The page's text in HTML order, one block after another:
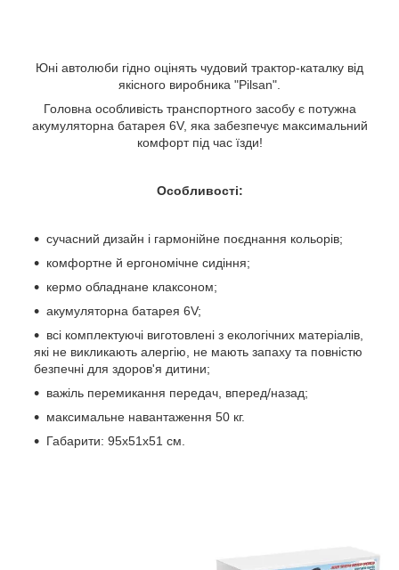
Юні автолюби гідно оцінять чудовий трактор-каталку від
якісного виробника "Pilsan".
Головна особливість транспортного засобу є потужна
акумуляторна батарея 6V, яка забезпечує максимальний
комфорт під час їзди!
Особливості:
сучасний дизайн і гармонійне поєднання кольорів;
комфортне й ергономічне сидіння;
кермо обладнане клаксоном;
акумуляторна батарея 6V;
всі комплектуючі виготовлені з екологічних матеріалів,
які не викликають алергію, не мають запаху та повністю
безпечні для здоров'я дитини;
важіль перемикання передач, вперед/назад;
максимальне навантаження 50 кг.
Габарити: 95х51х51 см.